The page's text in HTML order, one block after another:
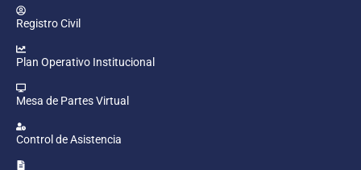
Registro Civil
Plan Operativo Institucional
Mesa de Partes Virtual
Control de Asistencia